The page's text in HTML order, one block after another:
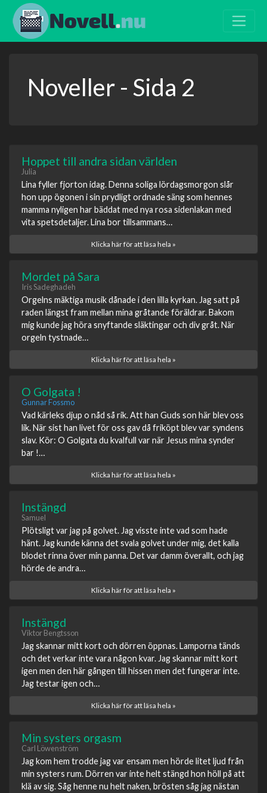
Noveller - Sida 2
Hoppet till andra sidan världen
Julia
Lina fyller fjorton idag. Denna soliga lördagsmorgon slår
hon upp ögonen i sin prydligt ordnade säng som hennes
mamma nyligen har bäddat med nya rosa sidenlakan med
vita spetsdetaljer. Lina bor tillsammans…
Klicka här för att läsa hela »
Mordet på Sara
Iris Sadeghadeh
Orgelns mäktiga musik dånade i den lilla kyrkan. Jag satt på
raden längst fram mellan mina gråtande föräldrar. Bakom
mig kunde jag höra snyftande släktingar och div gråt. När
orgeln tystnade…
Klicka här för att läsa hela »
O Golgata !
Gunnar Fossmo
Vad kärleks djup o nåd så rik. Att han Guds son här blev oss
lik. När sist han livet för oss gav då friköpt blev var syndens
slav. Kör: O Golgata du kvalfull var när Jesus mina synder
bar !…
Klicka här för att läsa hela »
Instängd
Samuel
Plötsligt var jag på golvet. Jag visste inte vad som hade
hänt. Jag kunde känna det svala golvet under mig, det kalla
blodet rinna över min panna. Det var damm överallt, och jag
hörde de andra…
Klicka här för att läsa hela »
Instängd
Viktor Bengtsson
Jag skannar mitt kort och dörren öppnas. Lamporna tänds
och det verkar inte vara någon kvar. Jag skannar mitt kort
igen men den här gången till hissen men det fungerar inte.
Jag testar igen och…
Klicka här för att läsa hela »
Min systers orgasm
Carl Löwenström
Jag kom hem trodde jag var ensam men hörde litet ljud från
min systers rum. Dörren var inte helt stängd hon höll på att
klä av sig. Såg henne nu helt naken, brösten såg jag nästan